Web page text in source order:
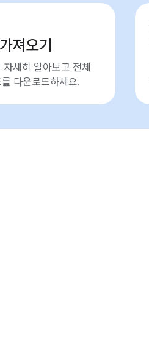
져오기
세히 알아보고 전체
다운로드하세요.